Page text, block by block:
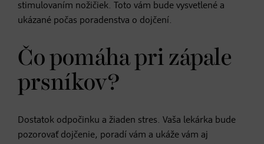
stimulovaním nožičiek. Toto vám bude vysvetlené a
ukázané počas poradenstva o dojčení.
Čo pomáha pri zápale
prsníkov?
Dostatok odpočinku a žiaden stres. Vaša lekárka bude
pozorovať dojčenie, poradí vám a ukáže vám aj